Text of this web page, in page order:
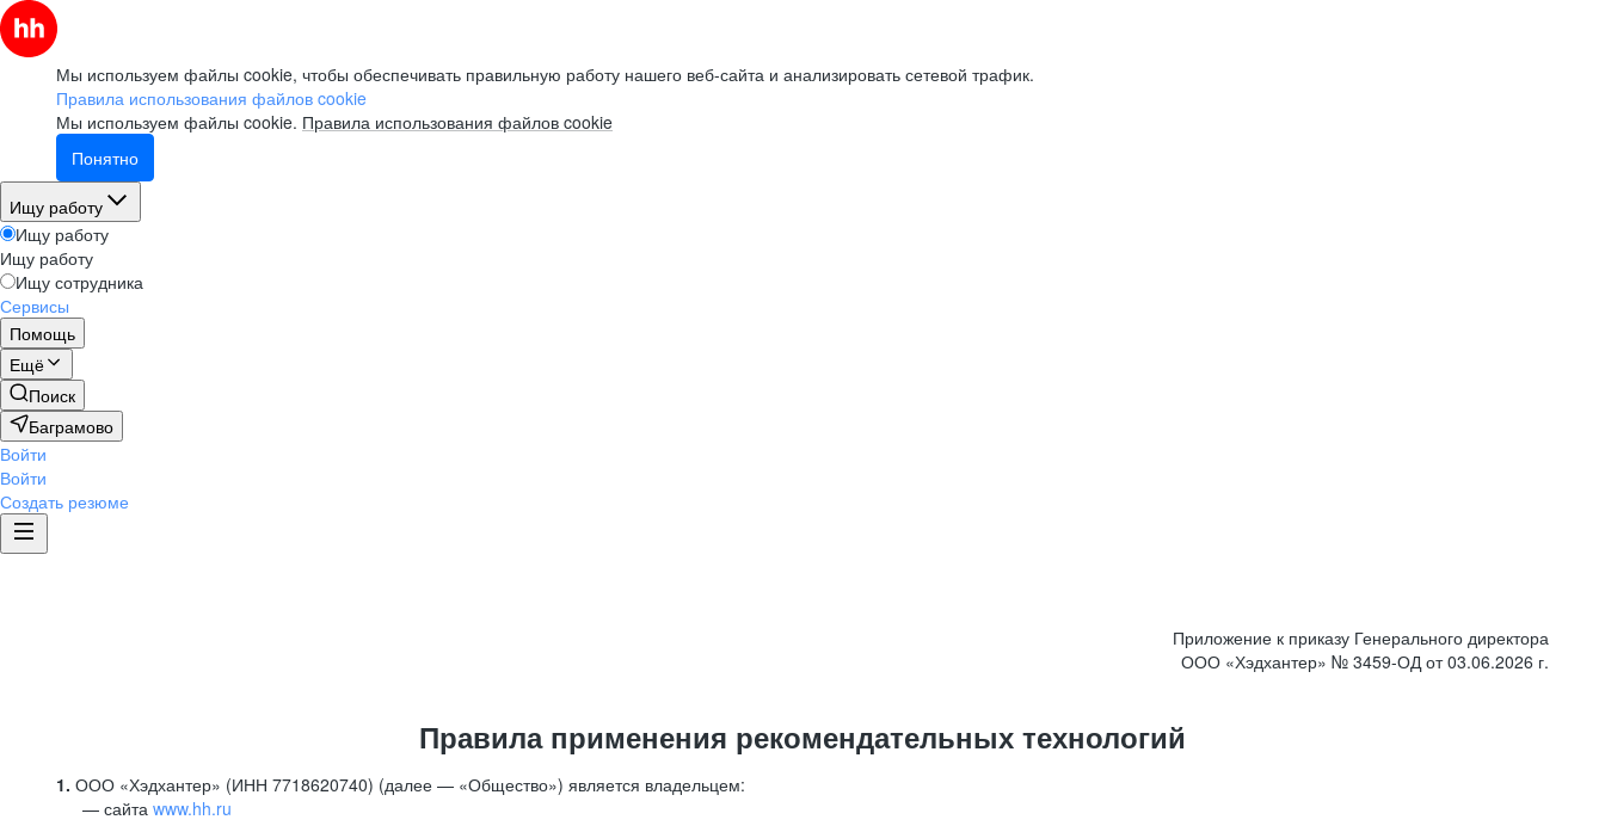
Мы используем файлы cookie, чтобы обеспечивать правильную работу нашего веб-сайта и анализировать сетевой трафик.
Правила использования файлов cookie
Мы используем файлы cookie. Правила использования файлов cookie
Понятно
Ищу работу
Ищу работу
Ищу работу
Ищу сотрудника
Сервисы
Помощь
Ещё
Поиск
Баграмово
Войти
Войти
Создать резюме
Приложение к приказу Генерального директора
ООО «Хэдхантер» № 3459-ОД от 03.06.2026 г.
Правила применения рекомендательных технологий
1. ООО «Хэдхантер» (ИНН 7718620740) (далее — «Общество») является владельцем:
сайта www.hh.ru